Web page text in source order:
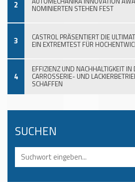
2 NOMINIERTEN STEHEN FEST
3 CASTROL PRÄSENTIERT DIE
EIN EXTREMTEST FÜR
4
EFFIZIENZ UND NACHHALTIGKEIT
CARROSSERIE- UND
SCHAFFEN
SUCHEN